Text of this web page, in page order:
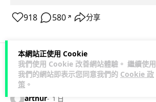
本網站正使用 Cookie
我們使用 Cookie 改善網站體驗。 繼續使用
我們的網站即表示您同意我們的 Cookie 政
策 。
918 580 ↗ 分享
人工智能
arthur 1 日